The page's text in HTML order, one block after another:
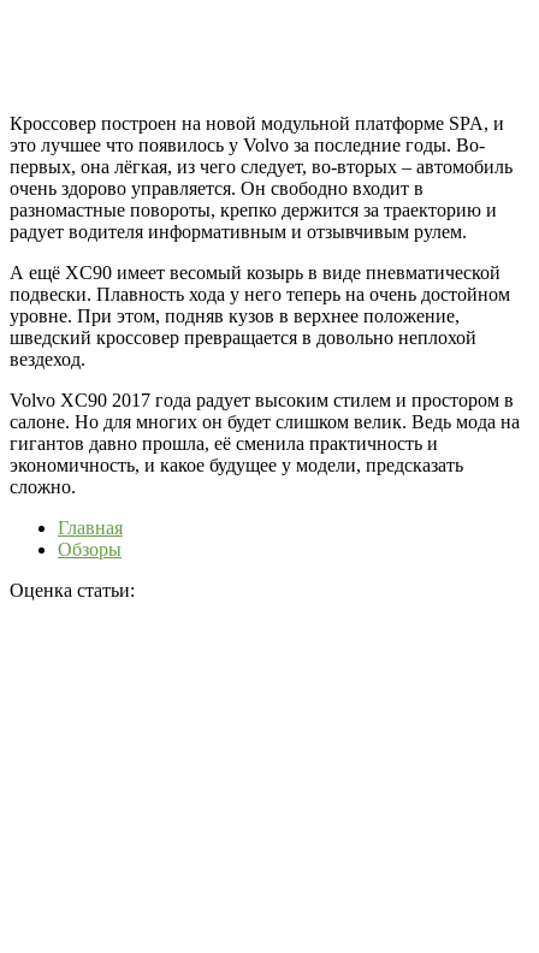
Кроссовер построен на новой модульной платформе SPA, и
это лучшее что появилось у Volvo за последние годы. Во-
первых, она лёгкая, из чего следует, во-вторых – автомобиль
очень здорово управляется. Он свободно входит в
разномастные повороты, крепко держится за траекторию и
радует водителя информативным и отзывчивым рулем.
А ещё XC90 имеет весомый козырь в виде пневматической
подвески. Плавность хода у него теперь на очень достойном
уровне. При этом, подняв кузов в верхнее положение,
шведский кроссовер превращается в довольно неплохой
вездеход.
Volvo XC90 2017 года радует высоким стилем и простором в
салоне. Но для многих он будет слишком велик. Ведь мода на
гигантов давно прошла, её сменила практичность и
экономичность, и какое будущее у модели, предсказать
сложно.
Главная
Обзоры
Оценка статьи: